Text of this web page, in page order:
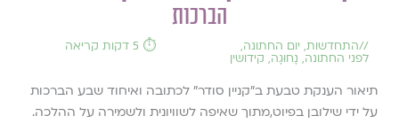
הברכות
//התחדשות, יום החתונה,
לפני החתונה, נָחוּגָה, קידושין
⏱️ 5 דקות קריאה
תיאור הענקת טבעת ב"קניין סודר" לכתובה ואיחוד שבע הברכות
על ידי שילובן בפיוט,מתוך שאיפה לשוויונית ולשמירה על ההלכה.